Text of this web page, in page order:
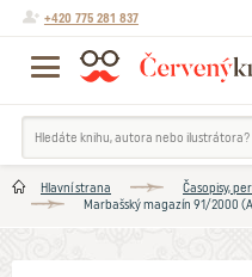
+420 775 281 837
Hlavní strana
Časopisy,
Marbašský magazín 91/2000